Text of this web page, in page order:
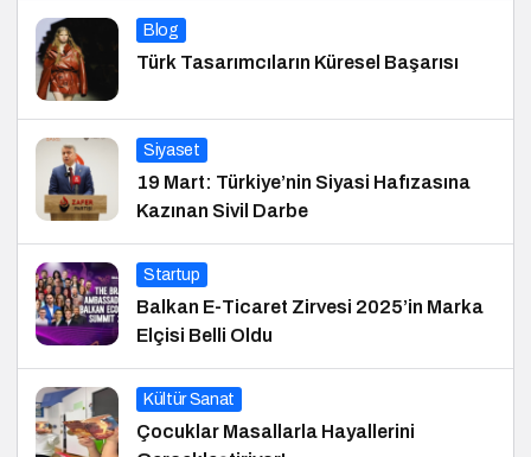
Blog
Türk Tasarımcıların Küresel Başarısı
Siyaset
19 Mart: Türkiye’nin Siyasi Hafızasına
Kazınan Sivil Darbe
Startup
Balkan E-Ticaret Zirvesi 2025’in Marka
Elçisi Belli Oldu
Kültür Sanat
Çocuklar Masallarla Hayallerini